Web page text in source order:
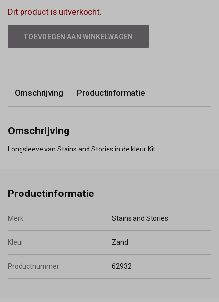
Dit product is uitverkocht.
TOEVOEGEN AAN WINKELWAGEN
Omschrijving Productinformatie
Omschrijving
Longsleeve van Stains and Stories in de kleur Kit.
Productinformatie
Merk Stains and Stories
Kleur Zand
Productnummer 62932